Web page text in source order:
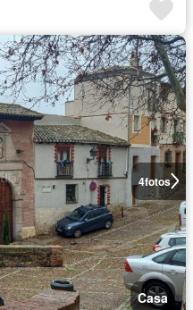
4fotos
Casa